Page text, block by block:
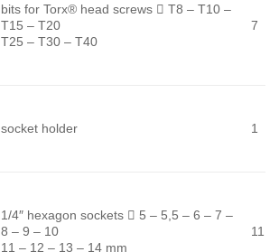
bits for Torx® head screws  T8 – T10 –
T15 – T20
T25 – T30 – T40
7
socket holder 1
1/4″ hexagon sockets  5 – 5,5 – 6 – 7 –
8 – 9 – 10
11 – 12 – 13 – 14 mm
11